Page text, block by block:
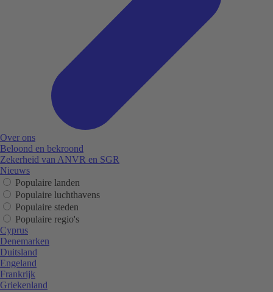
Over ons
Beloond en bekroond
Zekerheid van ANVR en SGR
Nieuws
Populaire landen
Populaire luchthavens
Populaire steden
Populaire regio's
Cyprus
Denemarken
Duitsland
Engeland
Frankrijk
Griekenland